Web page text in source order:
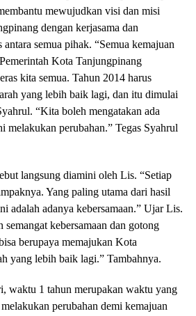
mewujudkan visi dan misi
dengan kerjasama dan
semua pihak. “Semua kemajuan
Kota Tanjungpinang
kita semua. Tahun 2014 harus
yang lebih baik lagi, dan itu dimulai
“Kita boleh mengatakan ada
melakukan perubahan.” Tegas Syahrul
langsung diamini oleh Lis. “Setiap
Yang paling utama dari hasil
adalah adanya kebersamaan.” Ujar Lis.
kebersamaan dan gotong
berupaya memajukan Kota
yang lebih baik lagi.” Tambahnya.
waktu 1 tahun merupakan waktu yang
perubahan demi kemajuan